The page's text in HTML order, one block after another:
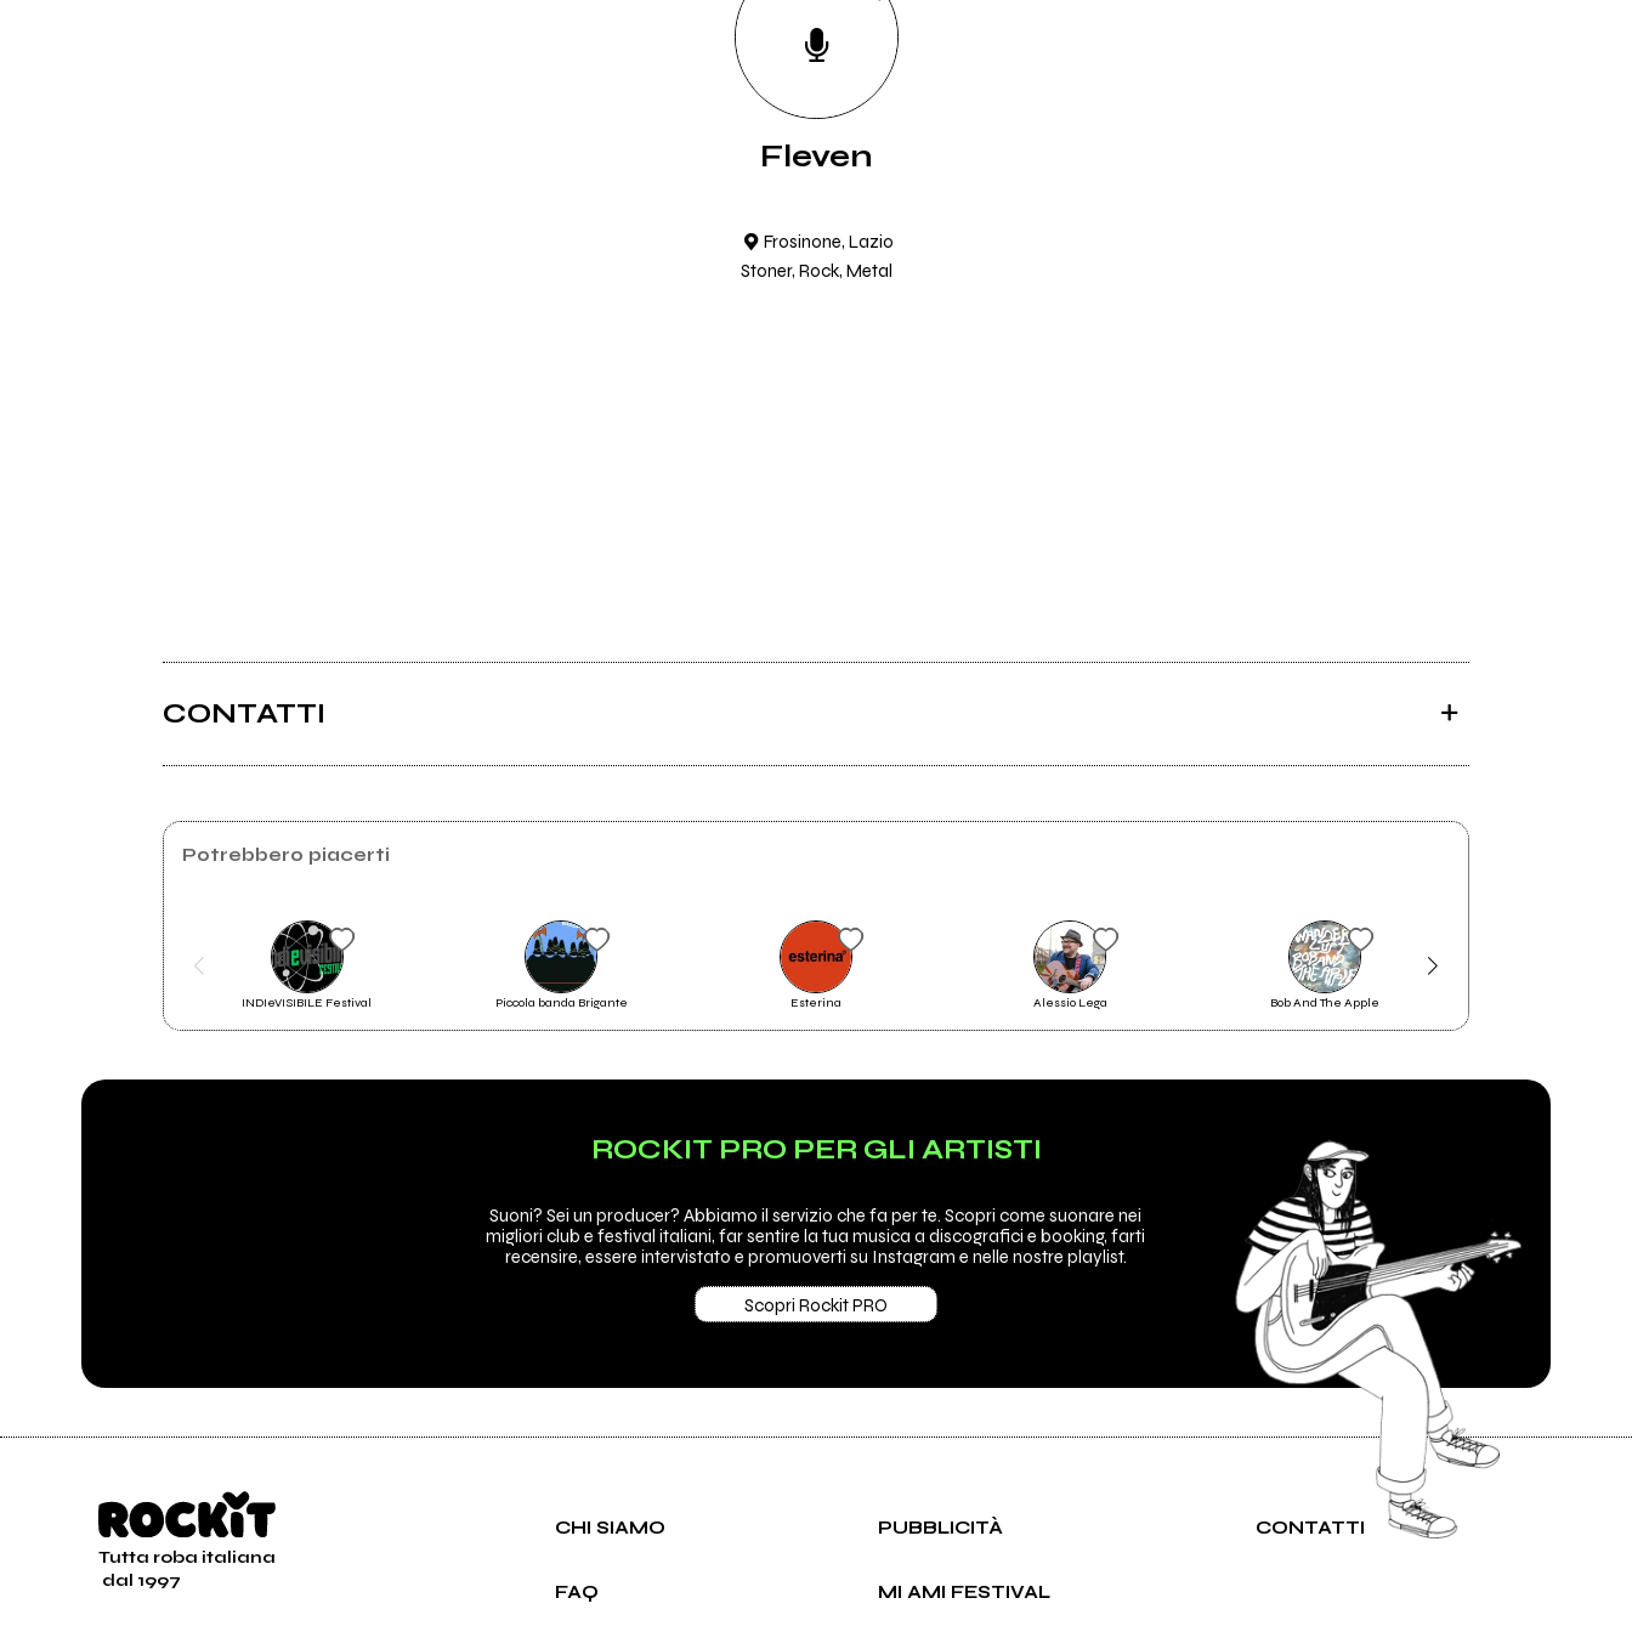
Fleven
Frosinone, Lazio
Stoner, Rock, Metal
CONTATTI
Potrebbero piacerti
INDIeVISIBILE Festival Piccola banda Brigante Esterina Alessio Lega Bob And The Apple
ROCKIT PRO PER GLI ARTISTI
Suoni? Sei un producer? Abbiamo il servizio che fa per te. Scopri come suonare nei
migliori club e festival italiani, far sentire la tua musica a discografici e booking, farti
recensire, essere intervistato e promuoverti su Instagram e nelle nostre playlist.
Scopri Rockit PRO
Tutta roba italiana
dal 1997
CHI SIAMO PUBBLICITÀ CONTATTI
FAQ MI AMI FESTIVAL